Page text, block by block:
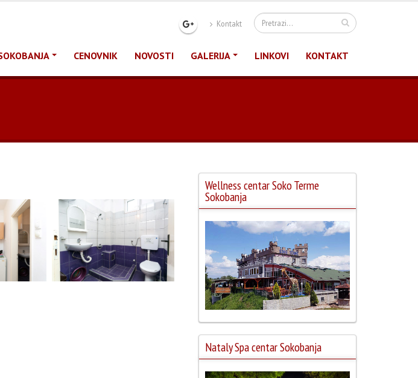
Kontakt
CENOVNIK NOVOSTI GALERIJA LINKOVI KONTAKT
Wellness centar Soko Terme
Sokobanja
Nataly Spa centar Sokobanja